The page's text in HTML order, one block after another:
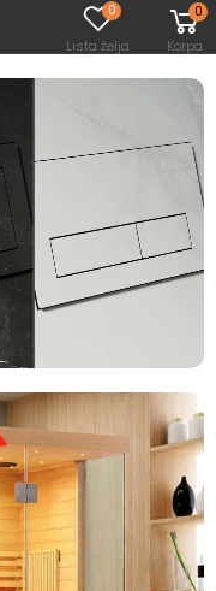
0
Lista želja
0
Korpa